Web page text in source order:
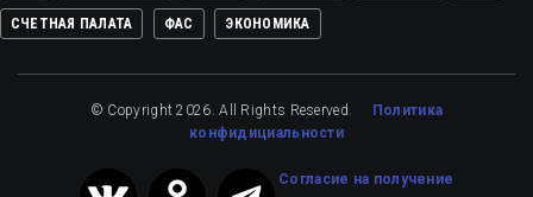
СЧЕТНАЯ ПАЛАТА ФАС ЭКОНОМИКА
© Copyright 2026. All Rights Reserved.
Политика
конфидициальности
Cогласие на получение